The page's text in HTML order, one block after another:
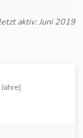
aktiv: Juni 2019